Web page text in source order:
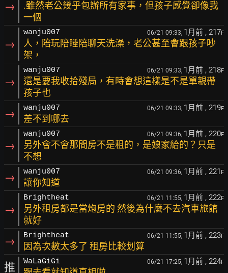
→
.雖然老公幾乎包辦所有家事，但孩子感覺卻像我
一個
→
wanju007 06/21 09:33, 1月前 , 217F
人，陪玩陪睡陪聊天洗澡，老公甚至會跟孩子吵
架，
→
wanju007 06/21 09:33, 1月前 , 218F
還是要我收拾殘局，有時會想這樣是不是單親帶
孩子也
→ wanju007 06/21 09:33, 1月前 , 219F
差不到哪去
→
wanju007 06/21 09:36, 1月前 , 220F
另外會不會那間房不是租的，是娘家給的？只是
不想
→ wanju007 06/21 09:36, 1月前 , 221 F
讓你知道
→
Brightheat 06/21 11:55, 1月前 , 222F
另外租房都是當炮房的 然後為什麼不去汽車旅館
就好
→ Brightheat 06/21 11:55, 1月前 , 223F
因為次數太多了 租房比較划算
推 WaLaGiGi 06/21 17:25, 1月前 , 224F